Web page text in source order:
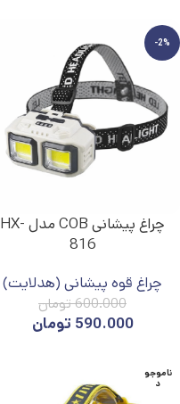
-2%
چراغ پیشانی COB مدل HX-
816
چراغ قوه پیشانی (هدلایت)
600.000تومان
590.000 تومان
ناموجو
د